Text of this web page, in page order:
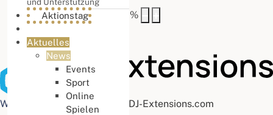
Buchstabenabstand
%
Web Accessibility plugin by DJ-Extensions.com
Aktionstag
Aktuelles
News
Events
Sport
Online
Spielen